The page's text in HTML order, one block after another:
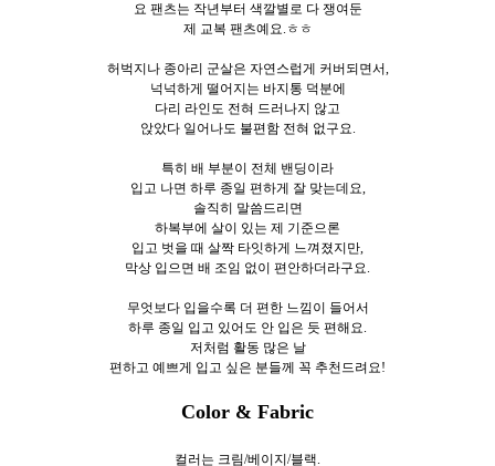
요 팬츠는 작년부터 색깔별로 다 쟁여둔
제 교복 팬츠예요.ㅎㅎ
허벅지나 종아리 군살은 자연스럽게 커버되면서,
넉넉하게 떨어지는 바지통 덕분에
다리 라인도 전혀 드러나지 않고
앉았다 일어나도 불편함 전혀 없구요.
특히 배 부분이 전체 밴딩이라
입고 나면 하루 종일 편하게 잘 맞는데요,
솔직히 말씀드리면
하복부에 살이 있는 제 기준으론
입고 벗을 때 살짝 타잇하게 느껴졌지만,
막상 입으면 배 조임 없이 편안하더라구요.
무엇보다 입을수록 더 편한 느낌이 들어서
하루 종일 입고 있어도 안 입은 듯 편해요.
저처럼 활동 많은 날
편하고 예쁘게 입고 싶은 분들께 꼭 추천드려요!
Color & Fabric
컬러는 크림/베이지/블랙.